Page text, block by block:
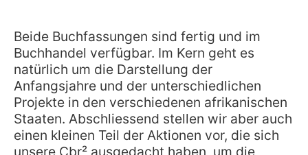
Beide Buchfassungen sind fertig und im
Buchhandel verfügbar. Im Kern geht es
natürlich um die Darstellung der
Anfangsjahre und der unterschiedlichen
Projekte in den verschiedenen afrikanischen
Staaten. Abschliessend stellen wir aber auch
einen kleinen Teil der Aktionen vor, die sich
unsere Cbr² ausgedacht haben, um die